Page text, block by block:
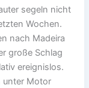
segeln nicht
Wochen.
nach Madeira
große Schlag
ereignislos.
unter Motor